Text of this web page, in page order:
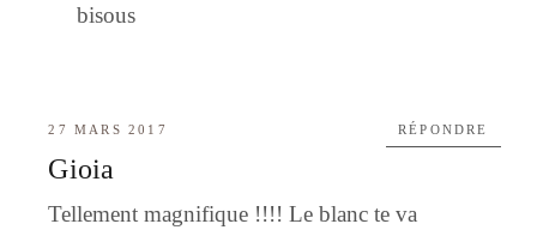
bisous
27 MARS 2017
Gioia
Tellement magnifique !!!! Le blanc te va
RÉPONDRE